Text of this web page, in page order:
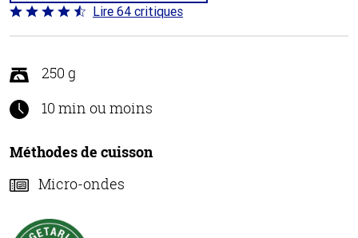
Coté
4.4 sur
Lire 64 critiques
250 g
10 min ou moins
Méthodes de cuisson
Micro-ondes